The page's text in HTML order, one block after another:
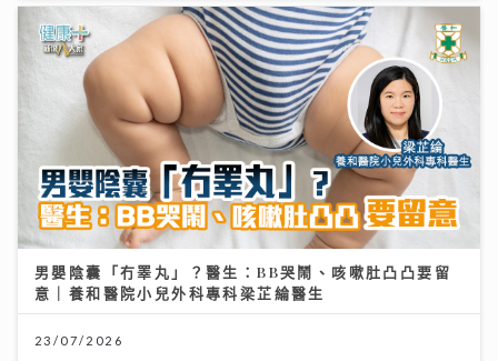
男嬰陰囊「冇睪丸」？醫生：BB哭鬧、咳嗽肚凸凸要留
意｜養和醫院小兒外科專科梁芷綸醫生
23/07/2026